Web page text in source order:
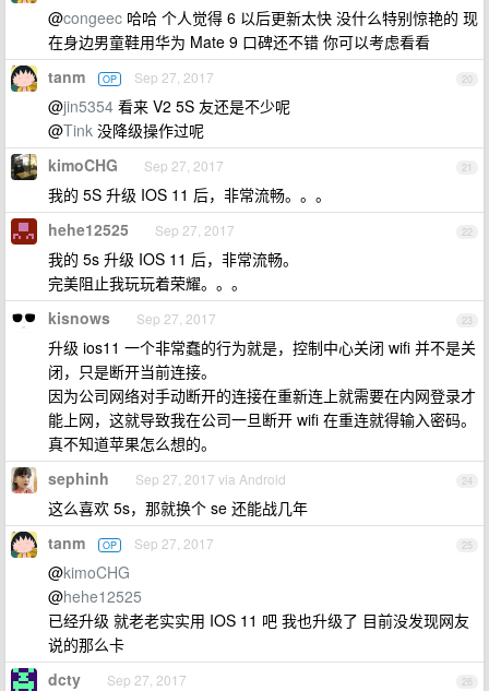
@congeec 哈哈 个人觉得 6 以后更新太快 没什么特别惊艳的 现
在身边男童鞋用华为 Mate 9 口碑还不错 你可以考虑看看
20
tanm OP Sep 27, 2017
@jin5354 看来 V2 5S 友还是不少呢
@Tink 没降级操作过呢
21
kimoCHG Sep 27, 2017
我的 5S 升级 IOS 11 后，非常流畅。。。
22
hehe12525 Sep 27, 2017
我的 5s 升级 IOS 11 后，非常流畅。
完美阻止我玩玩着荣耀。。。
23
kisnows Sep 27, 2017
升级 ios11 一个非常蠢的行为就是，控制中心关闭 wifi 并不是关
闭，只是断开当前连接。
因为公司网络对手动断开的连接在重新连上就需要在内网登录才
能上网，这就导致我在公司一旦断开 wifi 在重连就得输入密码。
真不知道苹果怎么想的。
24
sephinh Sep 27, 2017 via Android
这么喜欢 5s，那就换个 se 还能战几年
25
tanm OP Sep 27, 2017
@kimoCHG
@hehe12525
已经升级 就老老实实用 IOS 11 吧 我也升级了 目前没发现网友
说的那么卡
26
dcty Sep 27, 2017